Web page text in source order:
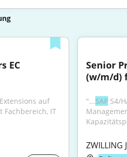
EC
auf
Fachbereich, IT
Senior
(w/m/d)
"...SAP S4/
ZWILLING